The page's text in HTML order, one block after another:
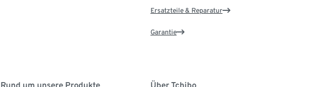
Ersatzteile & Reparatur
Garantie
Rund um unsere Produkte Über Tchibo